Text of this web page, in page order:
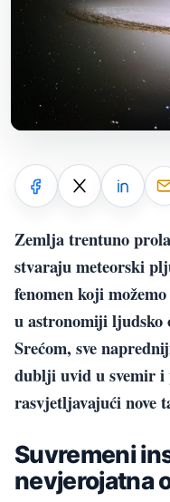
Zemlja trentuno
stvaraju meteorski
fenomen koji
u astronomiji ljudsko
Srećom, sve
dublji uvid u svemir i
rasvjetljavajući nove
Suvremeni
nevjerojatna